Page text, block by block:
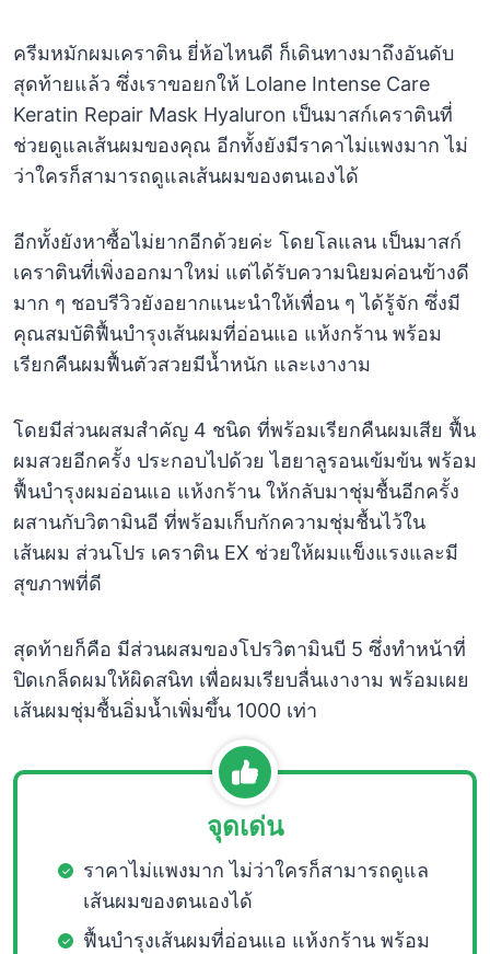
ครีมหมักผมเคราติน ยี่ห้อไหนดี ก็เดินทางมาถึงอันดับ
สุดท้ายแล้ว ซึ่งเราขอยกให้ Lolane Intense Care
Keratin Repair Mask Hyaluron เป็นมาสก์เคราตินที่
ช่วยดูแลเส้นผมของคุณ อีกทั้งยังมีราคาไม่แพงมาก ไม่
ว่าใครก็สามารถดูแลเส้นผมของตนเองได้
อีกทั้งยังหาซื้อไม่ยากอีกด้วยค่ะ โดยโลแลน เป็นมาสก์
เคราตินที่เพิ่งออกมาใหม่ แต่ได้รับความนิยมค่อนข้างดี
มาก ๆ ชอบรีวิวยังอยากแนะนำให้เพื่อน ๆ ได้รู้จัก ซึ่งมี
คุณสมบัติฟื้นบำรุงเส้นผมที่อ่อนแอ แห้งกร้าน พร้อม
เรียกคืนผมฟื้นตัวสวยมีน้ำหนัก และเงางาม
โดยมีส่วนผสมสำคัญ 4 ชนิด ที่พร้อมเรียกคืนผมเสีย ฟื้น
ผมสวยอีกครั้ง ประกอบไปด้วย ไฮยาลูรอนเข้มข้น พร้อม
ฟื้นบำรุงผมอ่อนแอ แห้งกร้าน ให้กลับมาชุ่มชื้นอีกครั้ง
ผสานกับวิตามินอี ที่พร้อมเก็บกักความชุ่มชื้นไว้ใน
เส้นผม ส่วนโปร เคราติน EX ช่วยให้ผมแข็งแรงและมี
สุขภาพที่ดี
สุดท้ายก็คือ มีส่วนผสมของโปรวิตามินบี 5 ซึ่งทำหน้าที่
ปิดเกล็ดผมให้ผิดสนิท เพื่อผมเรียบลื่นเงางาม พร้อมเผย
เส้นผมชุ่มชื้นอิ่มน้ำเพิ่มขึ้น 1000 เท่า
จุดเด่น
ราคาไม่แพงมาก ไม่ว่าใครก็สามารถดูแล
เส้นผมของตนเองได้
ฟื้นบำรุงเส้นผมที่อ่อนแอ แห้งกร้าน พร้อม